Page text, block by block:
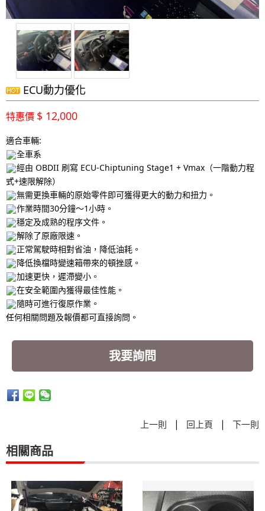
ECU動力優化
特惠價 $ 12,000
適合車輛:
全車系
經由 OBDII 刷寫 ECU-Chiptuning Stage1 + Vmax（一階動力程
式+速限解除）
無需更換車輛的原始零件即可獲得更大的動力和扭力。
作業時間30分鐘～1小時。
穩定及成熟的程序文件。
解除了原廠限速。
正常駕駛時相對省油，降低油耗。
降低換檔時變速箱帶來的頓挫感。
加速更快，遲滯變小。
在安全範圍內獲得最佳性能。
隨時可進行復原作業。
任何相關問題及報價都可直接詢問。
我要詢問
上一則 | 回上頁 | 下一則
相關商品